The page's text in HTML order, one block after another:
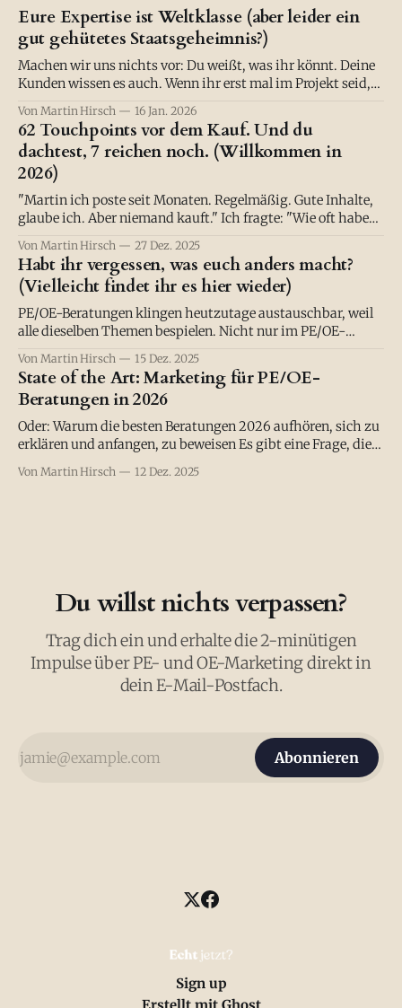
Eure Expertise ist Weltklasse (aber leider ein
gut gehütetes Staatsgeheimnis?)
Machen wir uns nichts vor: Du weißt, was ihr könnt. Deine
Kunden wissen es auch. Wenn ihr erst mal im Projekt seid,
verschieben, sondern einreißen. Chapeau. :) Eure Methodik
ist wasserdicht, eure Software löst echte Probleme, euer
Bildungsansatz verändert etwas. Aber draußen?
Von Martin Hirsch 16 Jan. 2026
62 Touchpoints vor dem Kauf. Und du
dachtest, 7 reichen noch. (Willkommen in
2026)
"Martin ich poste seit Monaten. Regelmäßig. Gute Inhalte,
glaube ich. Aber niemand kauft." Ich fragte: "Wie oft haben
hast, dass sie kaufen?" "Keine Ahnung. Fünf Mal? Zehn?"
Ich lächelte. "Versuch's mal mit
Von Martin Hirsch 27 Dez. 2025
Habt ihr vergessen, was euch anders macht?
(Vielleicht findet ihr es hier wieder)
PE/OE-Beratungen klingen heutzutage austauschbar, weil
alle dieselben Themen bespielen. Nicht nur im PE/OE-
schreiben über Agilität. Das sollten wir auch machen." Mal
nach rechts: "Die bieten jetzt KI-Beratung an. Vielleicht
sollten wir das auch?
Von Martin Hirsch 15 Dez. 2025
State of the Art: Marketing für PE/OE-
Beratungen in 2026
Oder: Warum die besten Beratungen 2026 aufhören, sich zu
erklären und anfangen, zu beweisen Es gibt eine Frage, die
gestellt habe: „Wenn ein CFO dich fragt, warum er 150.000 €
Von Martin Hirsch 12 Dez. 2025
Du willst nichts verpassen?
Trag dich ein und erhalte die 2-minütigen
Impulse über PE- und OE-Marketing direkt in
dein E-Mail-Postfach.
Abonnieren
Sign up